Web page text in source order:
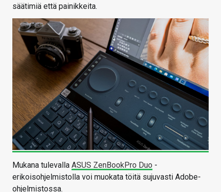
säätimiä että painikkeita.
Mukana tulevalla ASUS ZenBookPro Duo -
erikoisohjelmistolla voi muokata töitä sujuvasti Adobe-
ohjelmistossa.